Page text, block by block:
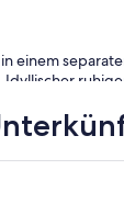
einem
Petra -